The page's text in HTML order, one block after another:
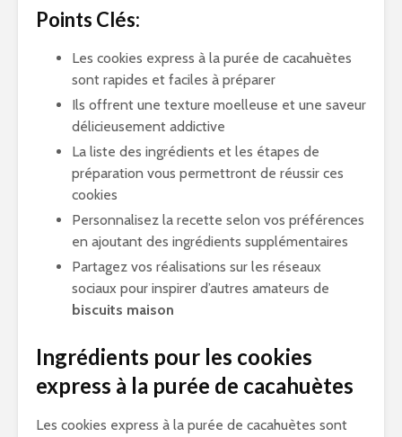
Points Clés:
Les cookies express à la purée de cacahuètes
sont rapides et faciles à préparer
Ils offrent une texture moelleuse et une saveur
délicieusement addictive
La liste des ingrédients et les étapes de
préparation vous permettront de réussir ces
cookies
Personnalisez la recette selon vos préférences
en ajoutant des ingrédients supplémentaires
Partagez vos réalisations sur les réseaux
sociaux pour inspirer d’autres amateurs de
biscuits maison
Ingrédients pour les cookies
express à la purée de cacahuètes
Les cookies express à la purée de cacahuètes sont